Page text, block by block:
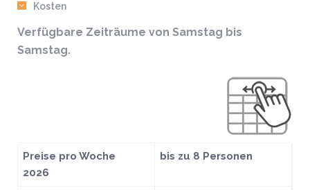
Kosten
Verfügbare Zeiträume von Samstag bis
Samstag.
Preise pro Woche
2026
bis zu 8 Personen